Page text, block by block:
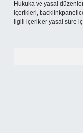
Hukuka ve yasal
içerikleri,
ilgili içerikler yasal süre